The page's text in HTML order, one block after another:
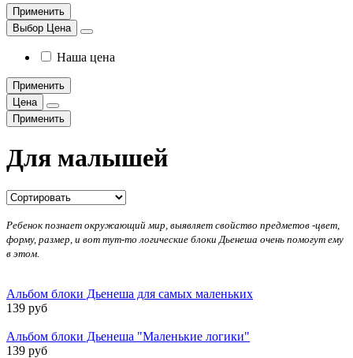
Применить
Выбор Цена
Наша цена
Применить
Цена
Применить
Для малышей
Ребенок познает окружающий мир, выявляет свойство предметов -цвет,
форму, размер, и вот тут-то логические блоки Дьенеша очень помогут ему
в этом.
Альбом блоки Дьенеша для самых маленьких
139 руб
Альбом блоки Дьенеша "Маленькие логики"
139 руб